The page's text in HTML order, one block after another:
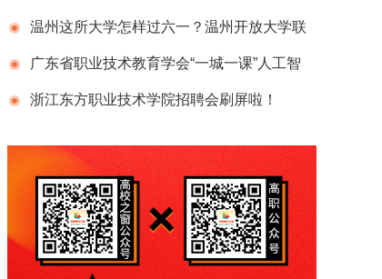
智赋能教学新模式
温州这所大学怎样过六一？温州开放大学联
合市残联开展“关爱星孩 同行园博”亲子公益活
动
广东省职业技术教育学会“一城一课”人工智
能赋能职业教育培训（江门市会场）成功举办
浙江东方职业技术学院招聘会刷屏啦！